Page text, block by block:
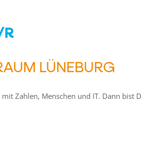
LÜNEBURG
Zahlen, Menschen und IT. Dann bist